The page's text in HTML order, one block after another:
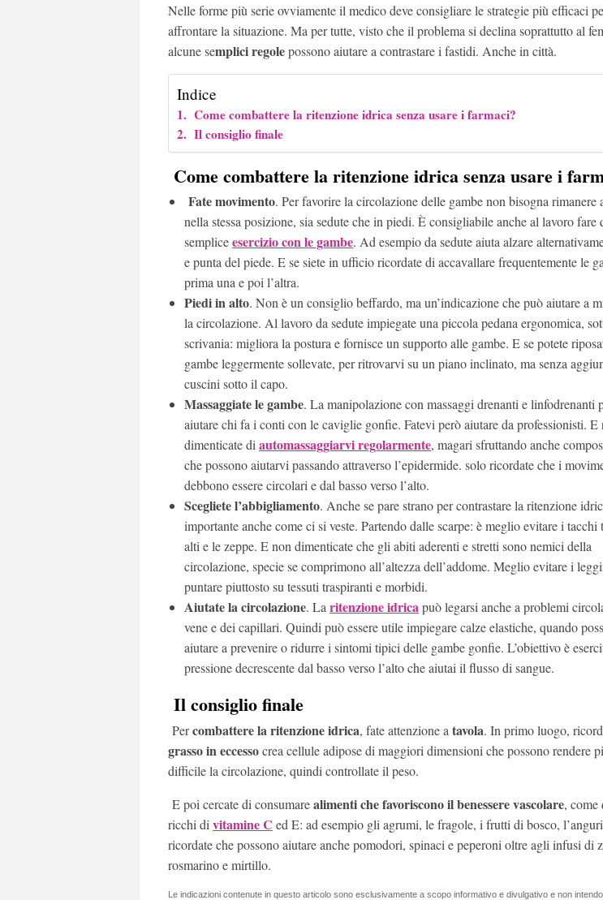
Nelle forme più serie ovviamente il medico deve consigliare le strategie più efficaci
affrontare la situazione. Ma per tutte, visto che il problema si declina soprattutto al
alcune semplici regolepossono aiutare a contrastare i fastidi. Anche in città.
Indice
Come combattere la ritenzione idrica senza usare i farmaci?
Il consiglio finale
Come combattere la ritenzione idrica senza usare i
Fate movimento. Per favorire la circolazione delle gambe non bisogna rimanere
nella stessa posizione, sia sedute che in piedi. È consigliabile anche al lavoro fare
sempliceesercizio con le gambe. Ad esempio da sedute aiuta alzare
e punta del piede. E se siete in ufficio ricordate di accavallare frequentemente le
prima una e poi l’altra.
Piedi in alto. Non è un consiglio beffardo, ma un’indicazione che può aiutare a
la circolazione. Al lavoro da sedute impiegate una piccola pedana ergonomica,
scrivania: migliora la postura e fornisce un supporto alle gambe. E se potete
gambe leggermente sollevate, per ritrovarvi su un piano inclinato, ma senza
cuscini sotto il capo.
Massaggiate le gambe. La manipolazione con massaggi drenanti e linfodrenanti
aiutare chi fa i conti con le caviglie gonfie. Fatevi però aiutare da professionisti. E
dimenticate diautomassaggiarvi regolarmente, magari sfruttando anche
che possono aiutarvi passando attraverso l’epidermide. solo ricordate che i
debbono essere circolari e dal basso verso l’alto.
Scegliete l’abbigliamento. Anche se pare strano per contrastare la ritenzione
importante anche come ci si veste. Partendo dalle scarpe: è meglio evitare i tacchi
alti e le zeppe. E non dimenticate che gli abiti aderenti e stretti sono nemici della
circolazione, specie se comprimono all’altezza dell’addome. Meglio evitare i
puntare piuttosto su tessuti traspiranti e morbidi.
Aiutate la circolazione. Laritenzione idricapuò legarsi anche a problemi
vene e dei capillari. Quindi può essere utile impiegare calze elastiche, quando
aiutare a prevenire o ridurre i sintomi tipici delle gambe gonfie. L’obiettivo è
pressione decrescente dal basso verso l’alto che aiutai il flusso di sangue.
Il consiglio finale
Percombattere la ritenzione idrica, fate attenzione a tavola. In primo luogo,
grasso in eccessocrea cellule adipose di maggiori dimensioni che possono rendere
difficile la circolazione, quindi controllate il peso.
E poi cercate di consumarealimenti che favoriscono il benessere vascolare, come
ricchi di vitamine C ed E: ad esempio gli agrumi, le fragole, i frutti di bosco,
ricordate che possono aiutare anche pomodori, spinaci e peperoni oltre agli infusi di
rosmarino e mirtillo.
Le indicazioni contenute in questo articolo sono esclusivamente a scopo informativo e divulgativo e non